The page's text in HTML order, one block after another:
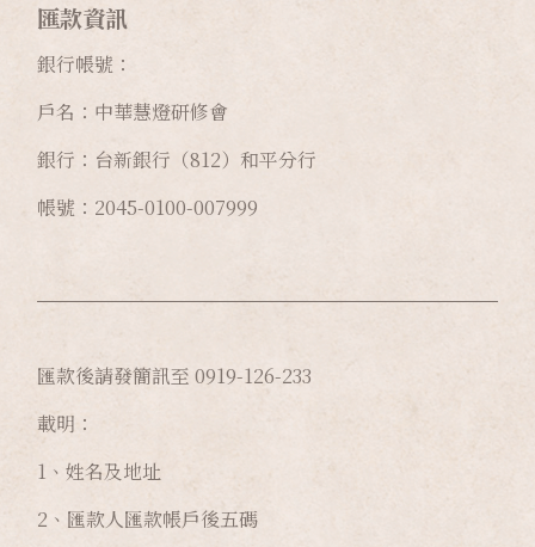
匯款資訊
銀行帳號：
戶名：中華慧燈研修會
銀行：台新銀行（812）和平分行
帳號：2045-0100-007999
匯款後請發簡訊至 0919-126-233
載明：
1、姓名及地址
2、匯款人匯款帳戶後五碼